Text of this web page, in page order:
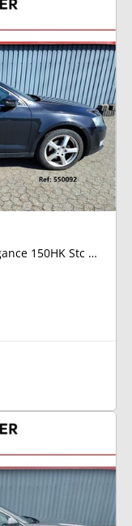
Combi 2,0 TDI Common Rail DPF Elegance 150HK Stc 6g